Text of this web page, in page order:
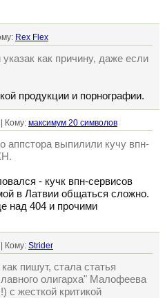
Rex Flex
как причину, даже если
продукции и порнографии.
Кому: максимум 20 символов
аппстора выпилили кучу впн-
- кучк впн-сервисов
в Латвии общаться сложно.
над 404 и прочими
Кому: Strider
пишут, стала статья
олигарха" Малофеева
с жесткой критикой